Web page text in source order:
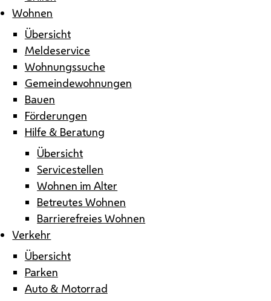
Wohnen
Übersicht
Meldeservice
Wohnungssuche
Gemeindewohnungen
Bauen
Förderungen
Hilfe & Beratung
Übersicht
Servicestellen
Wohnen im Alter
Betreutes Wohnen
Barrierefreies Wohnen
Verkehr
Übersicht
Parken
Auto & Motorrad